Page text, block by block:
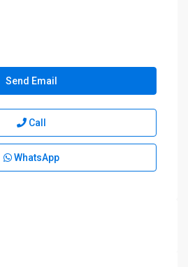
Send Email
Call
WhatsApp